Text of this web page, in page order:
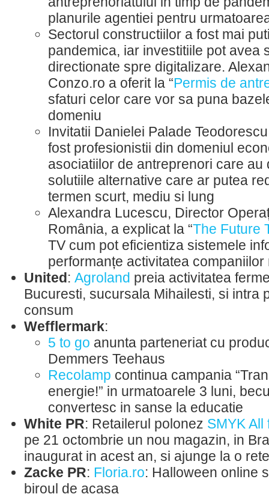
planurile agentiei pentru
Sectorul constructiilor a fost mai
pandemica, iar investitiile pot avea
directionate spre digitalizare.
Conzo.ro a oferit la “Permis de
sfaturi celor care vor sa puna
domeniu
Invitatii Danielei Palade
fost profesionistii din domeniul
asociatiilor de antreprenori care au
solutiile alternative care ar putea
termen scurt, mediu si lung
Alexandra Lucescu, Director
România, a explicat la “The Future
TV cum pot eficientiza sistemele
performanțe activitatea companiilor
United: Agroland preia activitatea
Bucuresti, sucursala Mihailesti, si intra
consum
Wefflermark:
5 to go anunta parteneriat cu
Demmers Teehaus
Recolamp continua campania
energie!” in urmatoarele 3 luni,
convertesc in sanse la educatie
White PR: Retailerul polonez SMYK All
pe 21 octombrie un nou magazin, in
inaugurat in acest an, si ajunge la o
Zacke PR: Floria.ro: Halloween online
biroul de acasa